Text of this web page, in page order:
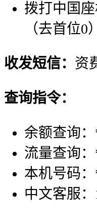
拨打中国
（去首位0
收发短信： 资
查询指令：
余额查询
流量查询
本机号码
中文客服